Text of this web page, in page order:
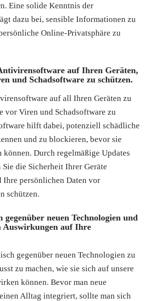
Eine solide Kenntnis der
dazu bei, sensible Informationen zu
Online-Privatsphäre zu
auf Ihren Geräten,
und Schadsoftware zu schützen.
auf all Ihren Geräten zu
vor Viren und Schadsoftware zu
hilft dabei, potenziell schädliche
und zu blockieren, bevor sie
können. Durch regelmäßige Updates
Sie die Sicherheit Ihrer Geräte
Ihre persönlichen Daten vor
schützen.
gegenüber neuen Technologien und
Auswirkungen auf Ihre
gegenüber neuen Technologien zu
zu machen, wie sie sich auf unsere
können. Bevor man neue
Alltag integriert, sollte man sich